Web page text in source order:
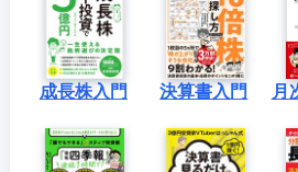
成長株入門 決算書入門 月